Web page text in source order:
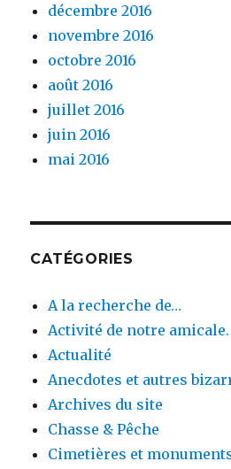
décembre 2016
novembre 2016
octobre 2016
août 2016
juillet 2016
juin 2016
mai 2016
CATÉGORIES
A la recherche de…
Activité de notre amicale.
Actualité
Anecdotes et autres
Archives du site
Chasse & Pêche
Cimetières et